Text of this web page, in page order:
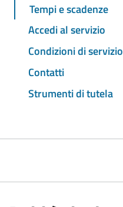
Tempi e scadenze
Accedi al servizio
Condizioni di servizio
Contatti
Strumenti di tutela